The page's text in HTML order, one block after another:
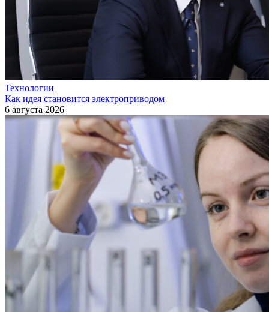
Технологии
Как идея становится электроприводом
6 августа 2026